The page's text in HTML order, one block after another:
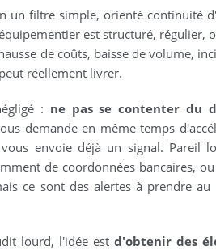
un filtre simple, orienté continuité
est structuré, régulier,
de coûts, baisse de volume,
réellement livrer.
: ne pas se contenter du
demande en même temps
envoie déjà un signal. Pareil
de coordonnées bancaires,
ce sont des alertes à prendre au
lourd, l'idée est d'obtenir des